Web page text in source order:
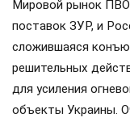
Мировой рынок
поставок ЗУР, и
сложившаяся
решительных
для усиления
объекты Украины.